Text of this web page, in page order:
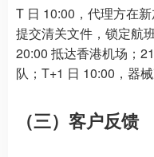
T 日 10:00，代理方在
提交清关文件，锁定航
20:00 抵达香港机场；
队；T+1 日 10:00，器
（三）客户反馈